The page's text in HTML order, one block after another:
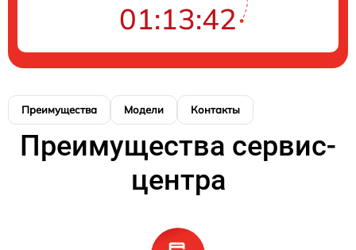
01:13:42
Преимущества Модели Контакты
Преимущества сервис-
центра